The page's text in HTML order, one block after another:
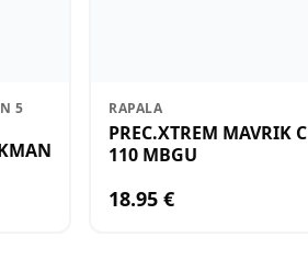
5
RAPALA
PREC.XTREM MAVRIK C
110 MBGU
18.95 €